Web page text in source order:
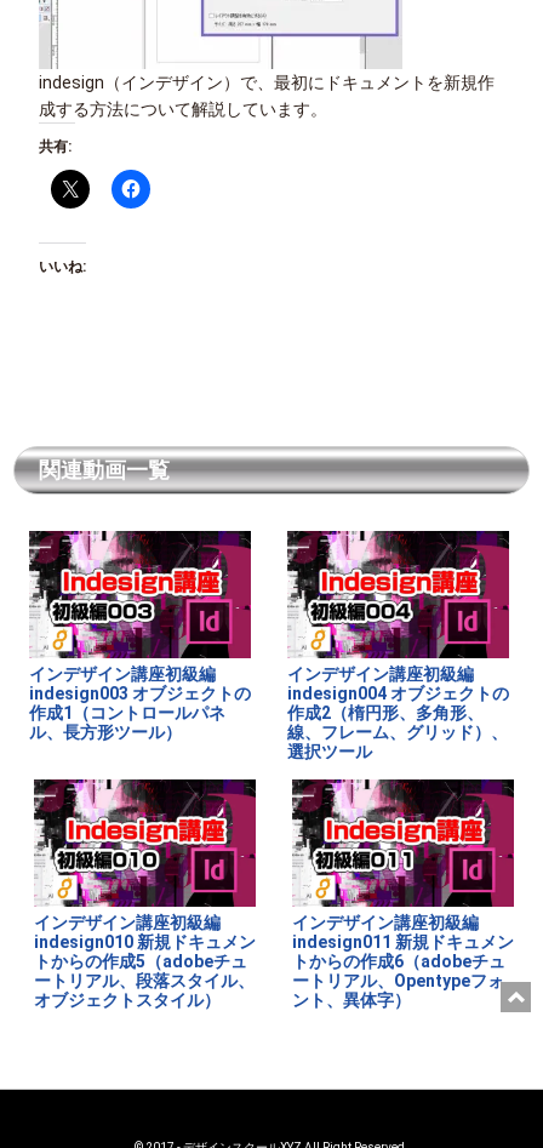
indesign（インデザイン）で、最初にドキュメントを新規作
成する方法について解説しています。
共有:
いいね:
関連動画一覧
インデザイン講座初級編
indesign003 オブジェクトの
作成1（コントロールパネ
ル、長方形ツール）
インデザイン講座初級編
indesign004 オブジェクトの
作成2（楕円形、多角形、
線、フレーム、グリッド）、
選択ツール
インデザイン講座初級編
indesign010 新規ドキュメン
トからの作成5（adobeチュ
ートリアル、段落スタイル、
オブジェクトスタイル）
インデザイン講座初級編
indesign011 新規ドキュメン
トからの作成6（adobeチュ
ートリアル、Opentypeフォ
ント、異体字）